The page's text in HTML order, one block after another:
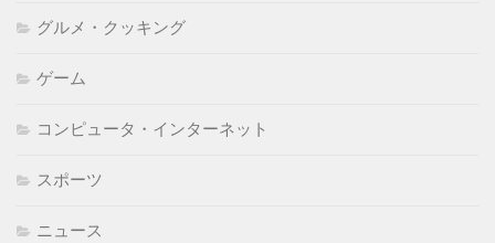
グルメ・クッキング
ゲーム
コンピュータ・インターネット
スポーツ
ニュース